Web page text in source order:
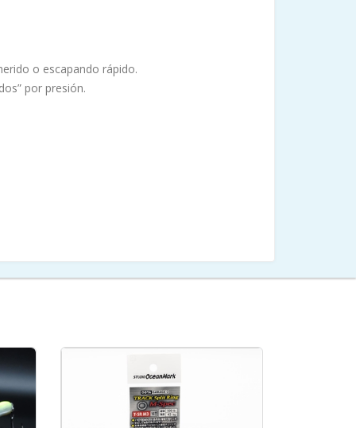
o escapando rápido.
por presión.